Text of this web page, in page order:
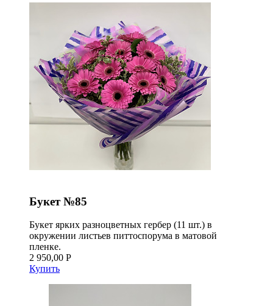
Букет №85
Букет ярких разноцветных гербер (11 шт.) в
окружении листьев питтоспорума в матовой
пленке.
2 950,00 Р
Купить